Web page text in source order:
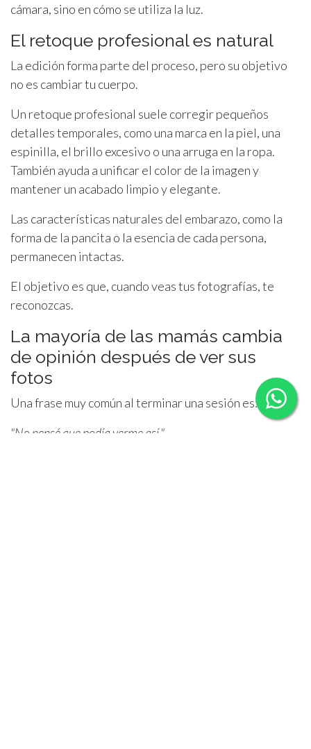
cámara, sino en cómo se utiliza la luz.
El retoque profesional es natural
La edición forma parte del proceso, pero su objetivo
no es cambiar tu cuerpo.
Un retoque profesional suele corregir pequeños
detalles temporales, como una marca en la piel, una
espinilla, el brillo excesivo o una arruga en la ropa.
También ayuda a unificar el color de la imagen y
mantener un acabado limpio y elegante.
Las características naturales del embarazo, como la
forma de la pancita o la esencia de cada persona,
permanecen intactas.
El objetivo es que, cuando veas tus fotografías, te
reconozcas.
La mayoría de las mamás cambia
de opinión después de ver sus
fotos
Una frase muy común al terminar una sesión es:
"No pensé que podía verme así."